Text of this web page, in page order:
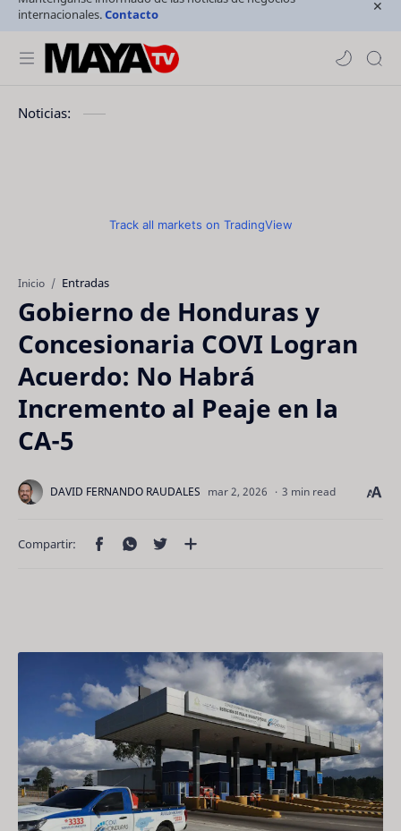
internacionales.Contacto
Noticias:
Track all markets on TradingView
Inicio Entradas
Gobierno de Honduras y
Concesionaria COVI Logran
Acuerdo: No Habrá
Incremento al Peaje en la
CA-5
3 min read